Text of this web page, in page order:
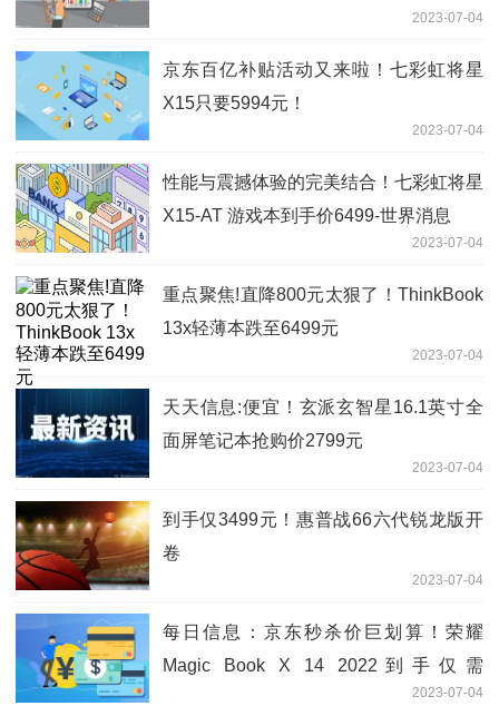
2023-07-04
京东百亿补贴活动又来啦！七彩虹将星
X15只要5994元！
2023-07-04
性能与震撼体验的完美结合！七彩虹将星
X15-AT 游戏本到手价6499-世界消息
2023-07-04
重点聚焦!直降800元太狠了！ThinkBook
13x轻薄本跌至6499元
2023-07-04
天天信息:便宜！玄派玄智星16.1英寸全
面屏笔记本抢购价2799元
2023-07-04
到手仅3499元！惠普战66六代锐龙版开
卷
2023-07-04
每日信息：京东秒杀价巨划算！荣耀
Magic Book X 14 2022到手仅需
2023-07-04